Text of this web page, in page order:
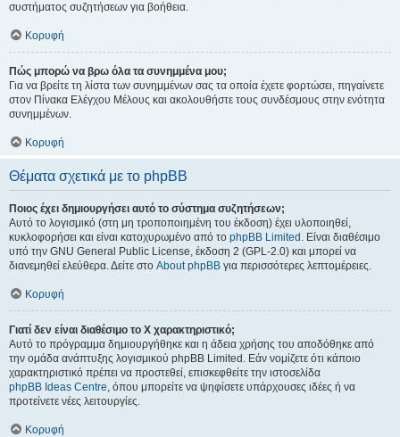
συστήματος συζητήσεων για βοήθεια.
Κορυφή
Πώς μπορώ να βρω όλα τα συνημμένα μου;
Για να βρείτε τη λίστα των συνημμένων σας τα οποία έχετε φορτώσει, πηγαίνετε
στον Πίνακα Ελέγχου Μέλους και ακολουθήστε τους συνδέσμους στην ενότητα
συνημμένων.
Κορυφή
Θέματα σχετικά με το phpBB
Ποιος έχει δημιουργήσει αυτό το σύστημα συζητήσεων;
Αυτό το λογισμικό (στη μη τροποποιημένη του έκδοση) έχει υλοποιηθεί,
κυκλοφορήσει και είναι κατοχυρωμένο από το phpBB Limited . Είναι διαθέσιμο
υπό την GNU General Public License, έκδοση 2 (GPL-2.0) και μπορεί να
διανεμηθεί ελεύθερα. Δείτε στο About phpBB για περισσότερες λεπτομέρειες.
Κορυφή
Γιατί δεν είναι διαθέσιμο το Χ χαρακτηριστικό;
Αυτό το πρόγραμμα δημιουργήθηκε και η άδεια χρήσης του αποδόθηκε από
την ομάδα ανάπτυξης λογισμικού phpBB Limited. Εάν νομίζετε ότι κάποιο
χαρακτηριστικό πρέπει να προστεθεί, επισκεφθείτε την ιστοσελίδα
phpBB Ideas Centre, όπου μπορείτε να ψηφίσετε υπάρχουσες ιδέες ή να
προτείνετε νέες λειτουργίες.
Κορυφή